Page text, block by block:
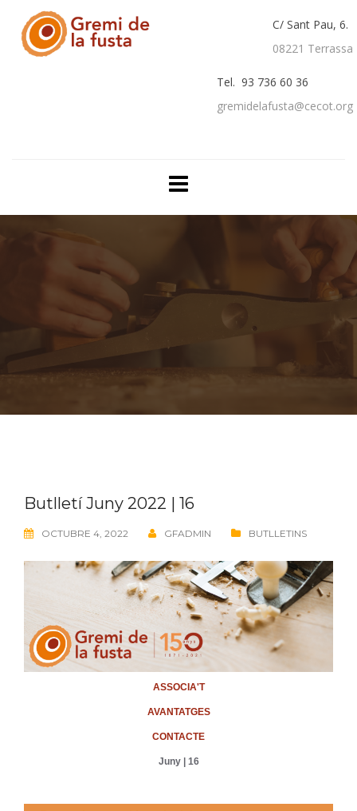
C/ Sant Pau, 6.
08221 Terrassa
Tel. 93 736 60 36
gremidelafusta@cecot.org
Butlletí Juny 2022 | 16
OCTUBRE 4, 2022 GFADMIN BUTLLETINS